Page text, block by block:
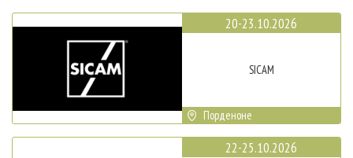
20-23.10.2026
SICAM
Порденоне
22-25.10.2026